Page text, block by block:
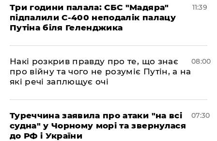
Три години палала: СБС "Мадяра"
підпалили С-400 неподалік палацу
Путіна біля Геленджика
11:39
Накі розкрив правду про те, що знає
про війну та чого не розуміє Путін, а на
які речі заплющує очі
08:00
Туреччина заявила про атаки "на всі
судна" у Чорному морі та звернулася
до РФ і України
07:30